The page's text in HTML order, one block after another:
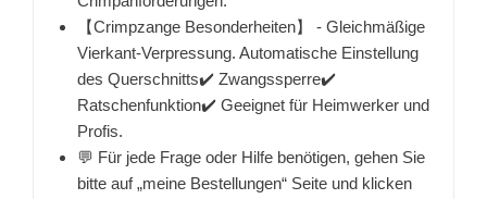
【Crimpzange Besonderheiten】 - Gleichmäßige
Vierkant-Verpressung. Automatische Einstellung
des Querschnitts✔️ Zwangssperre✔️
Ratschenfunktion✔️ Geeignet für Heimwerker und
Profis.
💬 Für jede Frage oder Hilfe benötigen, gehen Sie
bitte auf „meine Bestellungen“ Seite und klicken